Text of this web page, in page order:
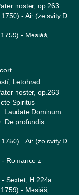
noster, op.263
- Air (ze svity D
- Mesiáš,
Letohrad
noster, op.263
Spiritus
Laudate Dominum
De profundis
- Air (ze svity D
Romance z
Sextet, H.224a
- Mesiáš,